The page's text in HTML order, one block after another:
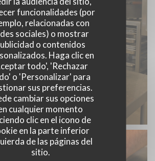
funcionalidades (por
relacionadas con
sociales) o mostrar
o contenidos
Haga clic en
todo', 'Rechazar
o 'Personalizar' para
sus preferencias.
cambiar sus opciones
cualquier momento
clic en el icono de
en la parte inferior
de las páginas del
sitio.